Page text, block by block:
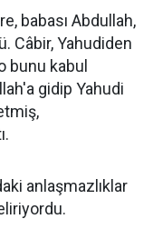
babası Abdullah,
Câbir, Yahudiden
bunu kabul
gidip Yahudi
anlaşmazlıklar